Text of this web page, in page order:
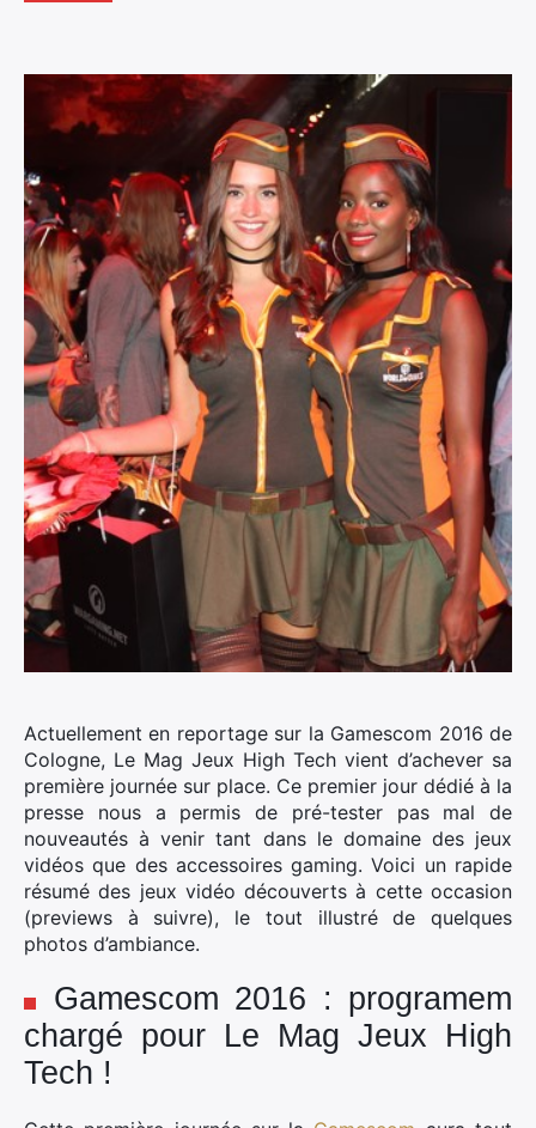
Actuellement en reportage sur la Gamescom 2016 de
Cologne, Le Mag Jeux High Tech vient d’achever sa
première journée sur place. Ce premier jour dédié à la
presse nous a permis de pré-tester pas mal de
nouveautés à venir tant dans le domaine des jeux
vidéos que des accessoires gaming. Voici un rapide
résumé des jeux vidéo découverts à cette occasion
(previews à suivre), le tout illustré de quelques
photos d’ambiance.
Gamescom 2016 : programem
chargé pour Le Mag Jeux High
Tech !